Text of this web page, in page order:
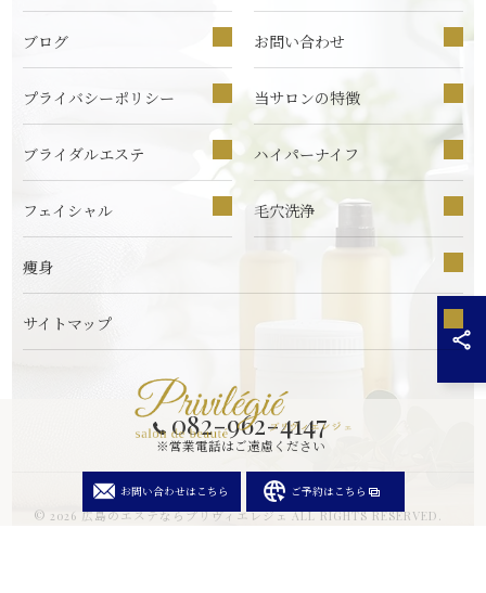
082-962-4147
※営業電話はご遠慮ください
お問い合わせはこちら ご予約はこちら
ブログ お問い合わせ
プライバシーポリシー 当サロンの特徴
ブライダルエステ ハイパーナイフ
フェイシャル 毛穴洗浄
痩身
サイトマップ
© 2026 広島のエステならプリヴィエレジェ ALL RIGHTS RESERVED.